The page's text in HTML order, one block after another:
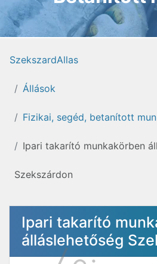
SzekszardAllas
Állások
Fizikai, segéd, betanított
Ipari takarító munkakörben
Szekszárdon
Ipari takarító
álláslehetőség